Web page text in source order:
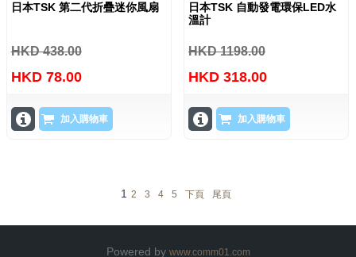
日本TSK 第二代折疊迷你風扇
HKD 438.00
HKD 78.00
加入購物車
日本TSK 自動發電環保LED水
溫計
HKD 1198.00
HKD 318.00
加入購物車
1 2 3 4 5 下頁 尾頁
Powered by www.comm01.com